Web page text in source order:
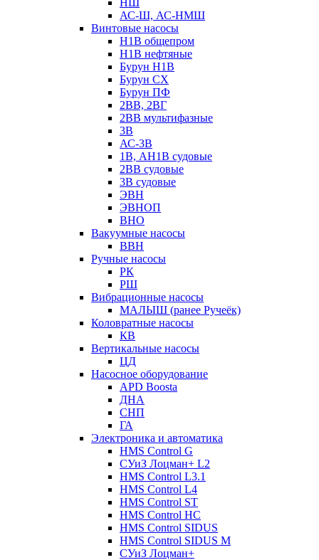
НШ
АС-Ш, АС-НМШ
Винтовые насосы
Н1В общепром
Н1В нефтяные
Бурун Н1В
Бурун СХ
Бурун ПФ
2ВВ, 2ВГ
2ВВ мультифазные
3В
АС-3В
1В, АН1В судовые
2ВВ судовые
3В судовые
ЭВН
ЭВНОП
ВНО
Вакуумные насосы
ВВН
Ручные насосы
РК
РШ
Вибрационные насосы
МАЛЫШ (ранее Ручеёк)
Коловратные насосы
КВ
Вертикальные насосы
ЦД
Насосное оборудование
APD Boosta
ДНА
СНП
ГА
Электроника и автоматика
HMS Control G
СУиЗ Лоцман+ L2
HMS Control L3.1
HMS Control L4
HMS Control ST
HMS Control HC
HMS Control SIDUS
HMS Control SIDUS M
СУиЗ Лоцман+